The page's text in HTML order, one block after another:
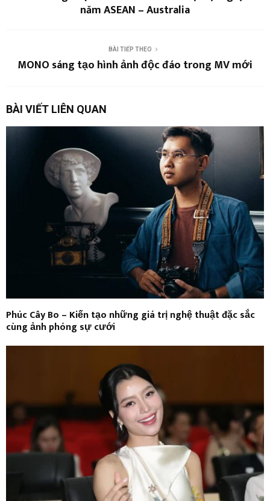
năm ASEAN – Australia
BÀI TIẾP THEO
MONO sáng tạo hình ảnh độc đáo trong MV mới
BÀI VIẾT LIÊN QUAN
Phúc Cây Bo – Kiến tạo những giá trị nghệ thuật đặc sắc
cùng ảnh phóng sự cưới